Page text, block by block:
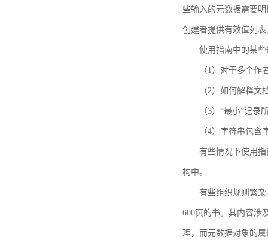
些输入的元数据需要
创建者提供有效值列表
使用指南中的某
（1）对于多个作
（2）如何解释文
（3）“最小”记录
（4）字符串包含
有些情况下使用
构中。
有些组织规则繁
600页的书。其内容涉
理，而元数据对象的